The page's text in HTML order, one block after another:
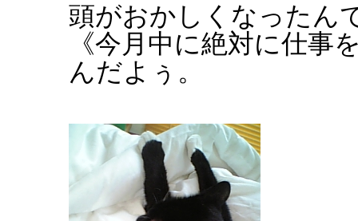
頭がおかしくなったん
《今月中に絶対に仕事
んだよぅ。